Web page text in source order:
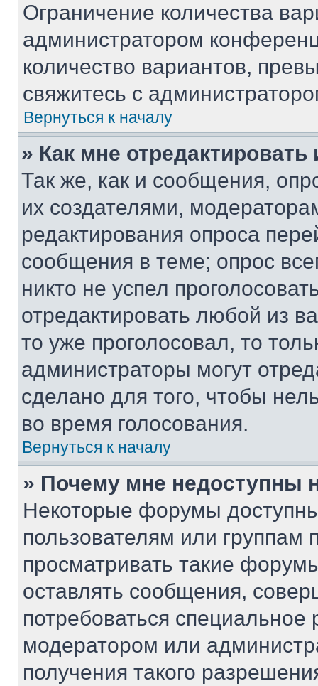
Ограничение количества
администратором
количество вариантов,
свяжитесь с
Вернуться к началу
» Как мне
Так же, как и сообщения,
их создателями,
редактирования опроса
сообщения в теме; опрос
никто не успел
отредактировать любой из
то уже проголосовал, то
администраторы могут
сделано для того, чтобы
во время голосования.
Вернуться к началу
» Почему мне недоступны
Некоторые форумы
пользователям или группам
просматривать такие
оставлять сообщения,
потребоваться
модератором или
получения такого